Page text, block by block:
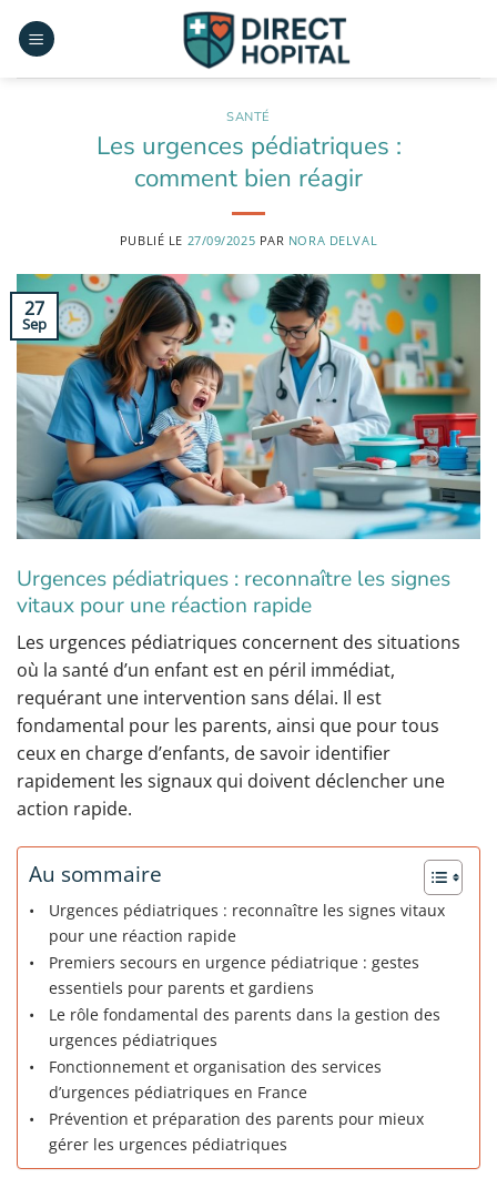
au
SANTÉ
Les urgences pédiatriques :
comment bien réagir
PUBLIÉ LE 27/09/2025 PAR NORA DELVAL
27
Sep
Urgences pédiatriques : reconnaître les signes
vitaux pour une réaction rapide
Les urgences pédiatriques concernent des situations
où la santé d’un enfant est en péril immédiat,
requérant une intervention sans délai. Il est
fondamental pour les parents, ainsi que pour tous
ceux en charge d’enfants, de savoir identifier
rapidement les signaux qui doivent déclencher une
action rapide.
Au sommaire
Urgences pédiatriques : reconnaître les signes vitaux
pour une réaction rapide
Premiers secours en urgence pédiatrique : gestes
essentiels pour parents et gardiens
Le rôle fondamental des parents dans la gestion des
urgences pédiatriques
Fonctionnement et organisation des services
d’urgences pédiatriques en France
Prévention et préparation des parents pour mieux
gérer les urgences pédiatriques